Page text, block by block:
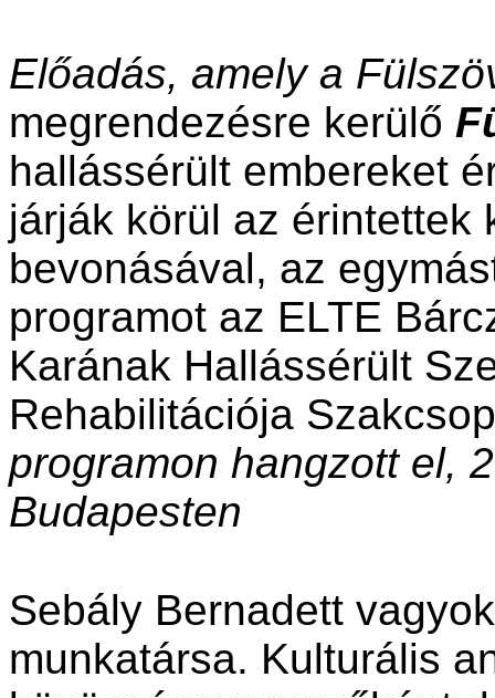
Előadás, amely a
megrendezésre kerülő
hallássérült embereket
járják körül az érintettek
bevonásával, az
programot az ELTE
Karának Hallássérült
Rehabilitációja
programon hangzott el,
Budapesten
Sebály Bernadett
munkatársa. Kulturális